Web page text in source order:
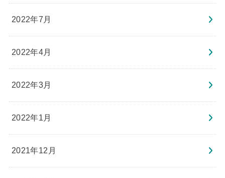
2022年7月
2022年4月
2022年3月
2022年1月
2021年12月